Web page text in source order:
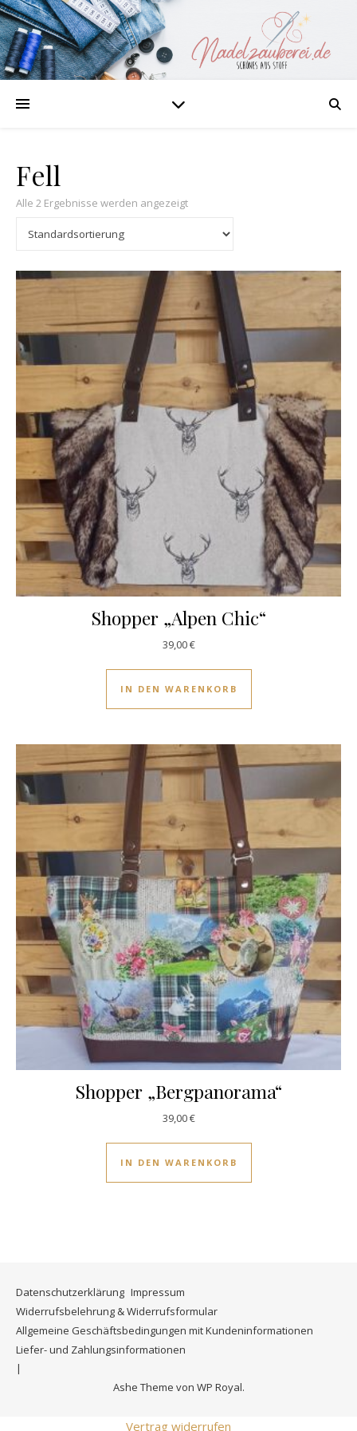
Fell
Alle 2 Ergebnisse werden angezeigt
Shopper „Alpen Chic“
39,00€
IN DEN WARENKORB
Shopper „Bergpanorama“
39,00€
IN DEN WARENKORB
Datenschutzerklärung Impressum
Widerrufsbelehrung & Widerrufsformular
Allgemeine Geschäftsbedingungen mit Kundeninformationen
Liefer- und Zahlungsinformationen
Ashe Theme von WP Royal.
Vertrag widerrufen